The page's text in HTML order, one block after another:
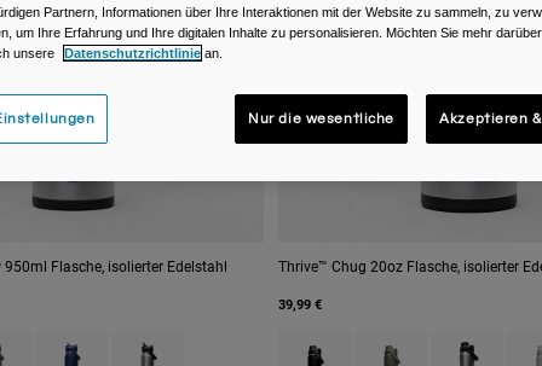
Flasche, isolierter Edelstahl
type of Black.
swatch type of Moss Green.
Product swatch type of Navy.
Product swatch type of Stainless.
Thrive™ Chug 20oz Flasche, isolierter
39,99 €
Product swatch type of Black.
Product swatch type of
Product
Partnern, Informationen über Ihre Interaktionen mit der Website zu sammeln, zu
um Ihre Erfahrung und Ihre digitalen Inhalte zu personalisieren. Möchten Sie mehr
unsere
Datenschutzrichtlinie an.
Nur die wesentliche Akzeptieren